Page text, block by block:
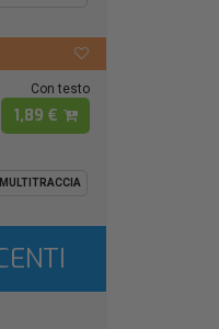
Con testo
1,89 €
MULTITRACCIA